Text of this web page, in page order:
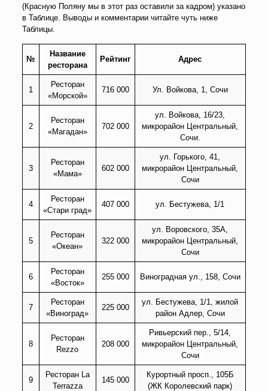
(Красную Поляну мы в этот раз оставили за кадром) указано
в Таблице. Выводы и комментарии читайте чуть ниже
Таблицы.
№
Название
ресторана
Рейтинг Адрес
1
Ресторан
«Морской»
716 000 Ул. Войкова, 1, Сочи
2
Ресторан
«Магадан»
702 000
ул. Войкова, 16/23,
микрорайон Центральный,
Сочи.
3
Ресторан
«Мама»
602 000
ул. Горького, 41,
микрорайон Центральный,
Сочи
4
Ресторан
«Стари град»
407 000 ул. Бестужева, 1/1
5
Ресторан
«Океан»
322 000
ул. Воровского, 35А,
микрорайон Центральный,
Сочи
6
Ресторан
«Восток»
255 000 Виноградная ул., 158, Сочи
7
Ресторан
«Виноград»
225 000
ул. Бестужева, 1/1, жилой
район Адлер, Сочи
8
Ресторан
Rezzo
208 000
Ривьерский пер., 5/14,
микрорайон Центральный,
Сочи
9
Ресторан La
Terrazza
145 000
Курортный просп., 105Б
(ЖК Королевский парк)